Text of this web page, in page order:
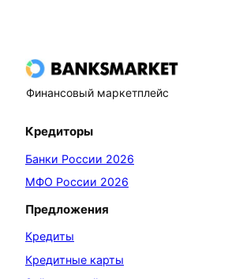
Финансовый маркетплейс
Кредиторы
Банки России 2026
МФО России 2026
Предложения
Кредиты
Кредитные карты